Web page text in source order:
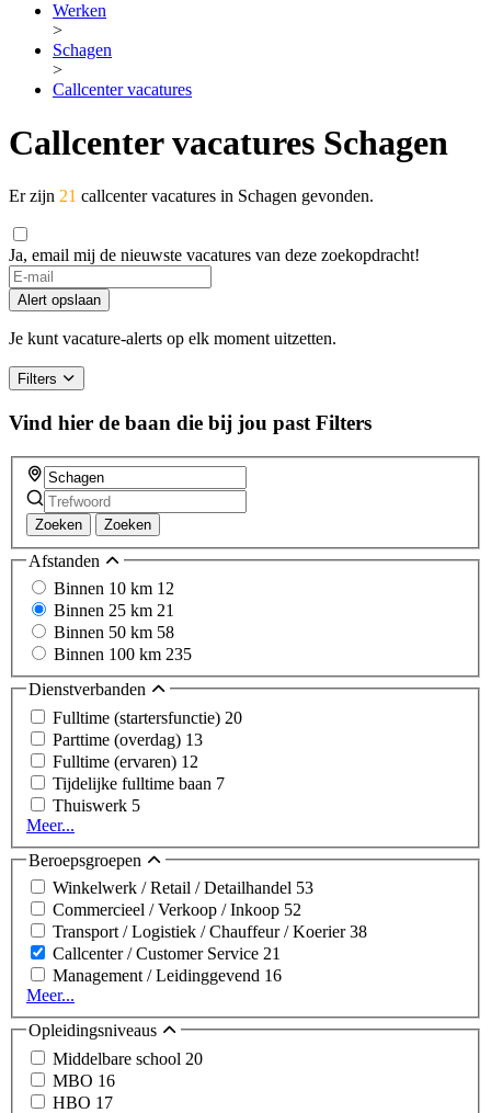
Werken
>
Schagen
>
Callcenter vacatures
Callcenter vacatures Schagen
Er zijn 21 callcenter vacatures in Schagen gevonden.
Ja, email mij de nieuwste vacatures van deze zoekopdracht!
If
you
are
a
ignore
this
field
Alert opslaan
Je kunt vacature-alerts op elk moment uitzetten.
Filters
Vind hier de baan die bij jou past Filters
Zoeken Zoeken
Afstanden
Binnen 10 km 12
Binnen 25 km 21
Binnen 50 km 58
Binnen 100 km 235
Dienstverbanden
Fulltime (startersfunctie) 20
Parttime (overdag) 13
Fulltime (ervaren) 12
Tijdelijke fulltime baan 7
Thuiswerk 5
Meer...
Beroepsgroepen
Winkelwerk / Retail / Detailhandel 53
Commercieel / Verkoop / Inkoop 52
Transport / Logistiek / Chauffeur / Koerier38
Callcenter / Customer Service 21
Management / Leidinggevend 16
Meer...
Opleidingsniveaus
Middelbare school 20
MBO 16
HBO 17